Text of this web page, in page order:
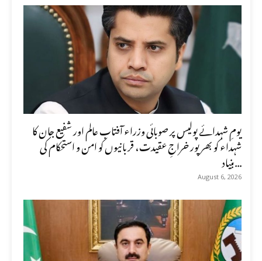
یومِ شہدائے پولیس پر صوبائی وزراء آفتاب عالم اور شفیع جان کا
شہداء کو بھرپور خراجِ عقیدت، قربانیوں کو امن و استحکام کی
بنیاد...
August 6, 2026